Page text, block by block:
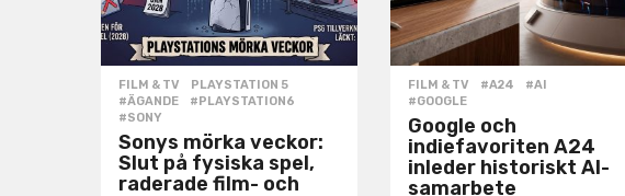
FILM & TV ,PLAYSTATION 5
#ÄGANDE
,#PLAYSTATION6
#SONY
Sonys mörka veckor:
Slut på fysiska spel,
raderade film- och
FILM & TV #A24 ,#AI
#GOOGLE
Google och
indiefavoriten A24
inleder historiskt AI-
samarbete